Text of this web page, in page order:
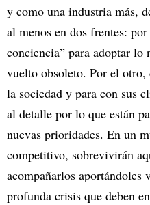
y como una industria más,
al menos en dos frentes:
conciencia” para adoptar lo
vuelto obsoleto. Por el otro,
la sociedad y para con sus
al detalle por lo que están
nuevas prioridades. En un
competitivo, sobrevivirán
acompañarlos aportándoles
profunda crisis que deben